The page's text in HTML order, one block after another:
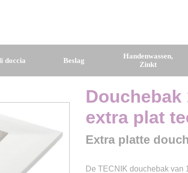
doccia Beslag
Handenwassen,
Zinkt
Douchebak
extra plat
Extra platte
De TECNIK douchebak van